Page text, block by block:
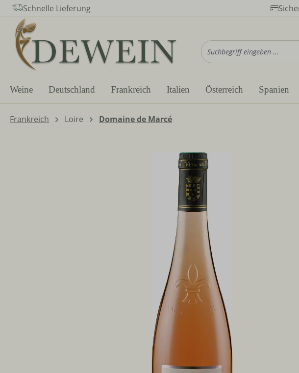
Hauptinhalt springen
Zur Suche springen
Zur Hauptnavigation springen
Schnelle Lieferung
Weine Deutschland Frankreich Italien Österreich Spanien
Frankreich Loire Domaine de Marcé